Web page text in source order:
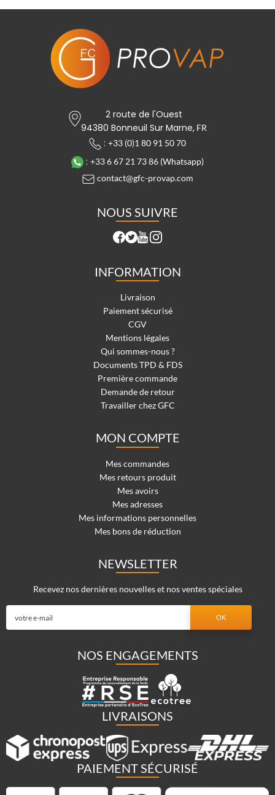
2 route de l'Ouest
94380 Bonneuil Sur Marne,FR
: +33 (0)1 80 91 50 70
: +33 6 67 21 73 86 (Whatsapp)
contact@gfc-provap.com
NOUS SUIVRE
INFORMATION
Livraison
Paiement sécurisé
CGV
Mentions légales
Qui sommes-nous ?
Documents TPD & FDS
Première commande
Demande de retour
Travailler chez GFC
MON COMPTE
Mes commandes
Mes retours produit
Mes avoirs
Mes adresses
Mes informations personnelles
Mes bons de réduction
NEWSLETTER
Recevez nos dernières nouvelles et nos ventes spéciales
NOS ENGAGEMENTS
LIVRAISONS
PAIEMENT SÉCURISÉ